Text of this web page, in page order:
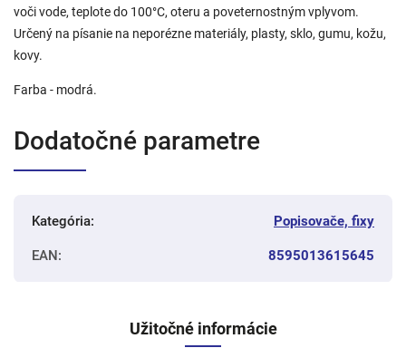
voči vode, teplote do 100°C, oteru a poveternostným vplyvom.
Určený na písanie na neporézne materiály, plasty, sklo, gumu, kožu,
kovy.
Farba - modrá.
Dodatočné parametre
Kategória: Popisovače, fixy
EAN: 8595013615645
Užitočné informácie